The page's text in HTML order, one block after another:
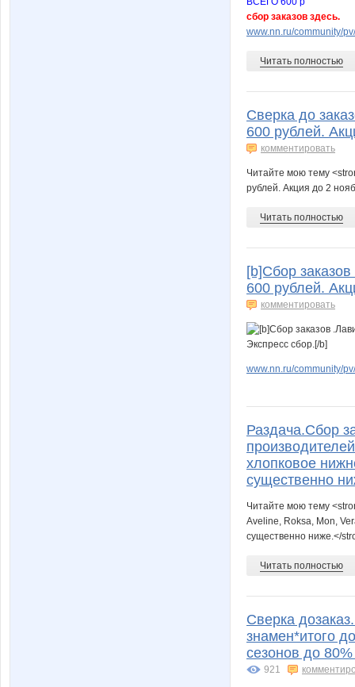
сбор заказов здесь.
www.nn.ru/community/
Читать полностью
Сверка до
600 рублей.
комментировать
Читайте мою тему
рублей. Акция до 2
Читать полностью
[b]Сбор
600 рублей.
комментировать
www.nn.ru/community/
Раздача.Сбор
хлопковое
существенно
Читайте мою тему
Aveline, Roksa, Mon,
существенно ниже.</
Читать полностью
Сверка
знамен*итого
сезонов до
921